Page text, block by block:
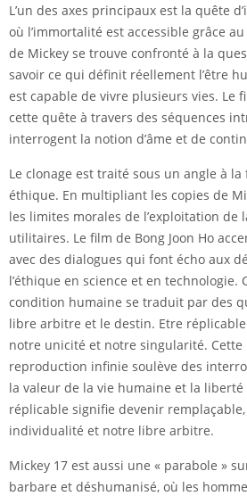
L’un des axes principaux est la quête
où l’immortalité est accessible grâce
de Mickey se trouve confronté à la
savoir ce qui définit réellement l’être
est capable de vivre plusieurs vies. Le
cette quête à travers des séquences
interrogent la notion d’âme et de
Le clonage est traité sous un angle à
éthique. En multipliant les copies de
les limites morales de l’exploitation de
utilitaires. Le film de Bong Joon Ho
avec des dialogues qui font écho aux
l’éthique en science et en technologie.
condition humaine se traduit par des
libre arbitre et le destin. Etre
notre unicité et notre singularité. Cette
reproduction infinie soulève des
la valeur de la vie humaine et la liberté
réplicable signifie devenir
individualité et notre libre arbitre.
Mickey 17 est aussi une « parabole »
barbare et déshumanisé, où les